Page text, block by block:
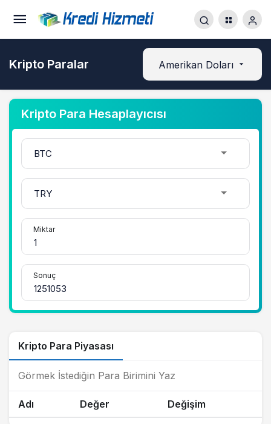
Kripto Paralar Amerikan Doları
Kripto Para Hesaplayıcısı
Miktar
Sonuç
Kripto Para Piyasası
Adı Değer Değişim